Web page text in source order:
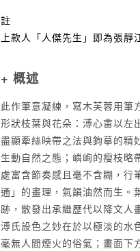
註
上款人「人傑先生」即為張靜
+ 概述
此作筆意凝練，寫木芙蓉用筆
形狀枝葉與花朵：溥心畬以左
盡顯牽絲映帶之法與鉤摹的精
生動自然之態；嶙峋的瘦枝略
處富含節奏感且毫不含糊，行
通」的畫理，氣韻油然而生。
跡，散發出承繼歷代以降文人
溥氏設色之妙在於以極淡的水
毫無人間煙火的俗氣；畫面下